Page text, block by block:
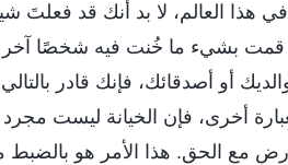
هذا العالم، لا بد أنك قد فعلتَ
قمت بشيء ما خُنت فيه شخصًا
أو أصدقائك، فإنك قادر
أخرى، فإن الخيانة ليست
مع الحق. هذا الأمر هو